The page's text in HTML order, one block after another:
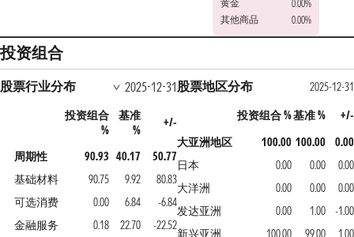
黄金
0.00%
其他商品
0.00%
投资组合
股票行业分布 2025-12-31
投资组合
%
基准
%
+/-
周期性 90.93 40.17
50.77
基础材料
90.75 9.92
80.83
可选消费
0.00 6.84
-6.84
金融服务
0.18 22.70 -22.52
股票地区分布
2025-12-31
投资组合 %基准 %
+/-
大亚洲地区
100.00 100.00
0.00
日本
0.00 0.00
0.00
大洋洲
0.00 0.00
0.00
发达亚洲
0.00 1.00
-1.00
新兴亚洲
100.00 99.00 1.00